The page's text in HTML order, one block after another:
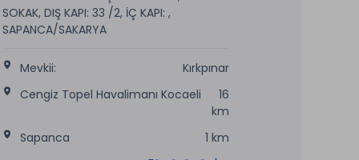
SOKAK, DIŞ KAPI: 33 /2, İÇ KAPI: ,
SAPANCA/SAKARYA
Mevkii:
Kırkpınar
Cengiz Topel Havalimanı Kocaeli
16
km
Sapanca
1 km